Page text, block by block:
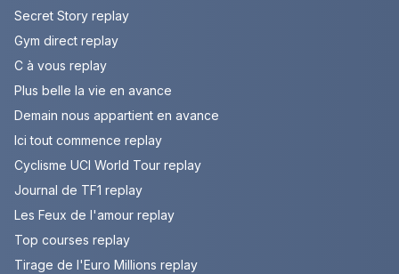
Secret Story replay
Gym direct replay
C à vous replay
Plus belle la vie en avance
Demain nous appartient en avance
Ici tout commence replay
Cyclisme UCI World Tour replay
Journal de TF1 replay
Les Feux de l'amour replay
Top courses replay
Tirage de l'Euro Millions replay